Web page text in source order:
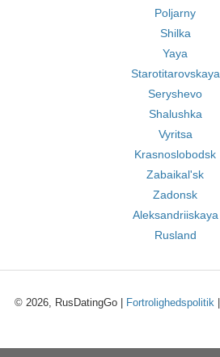
Poljarny
Shilka
Yaya
Starotitarovskaya
Seryshevo
Shalushka
Vyritsa
Krasnoslobodsk
Zabaikal'sk
Zadonsk
Aleksandriiskaya
Rusland
© 2026, RusDatingGo | Fortrolighedspolitik|